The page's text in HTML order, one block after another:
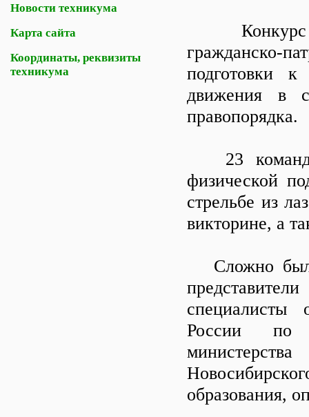
Новости техникума
Карта сайта
Координаты, реквизиты
техникума
Конкурс
гражданско-
подготовки
движения в
правопорядка.
23 команды
физической
стрельбе из
викторине, а
Сложно
специалисты
России по
образования,